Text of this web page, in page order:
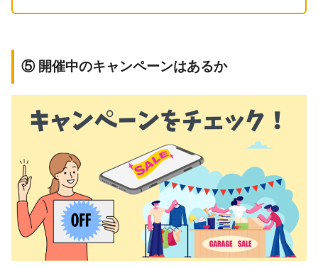
⑤ 開催中のキャンペーンはあるか